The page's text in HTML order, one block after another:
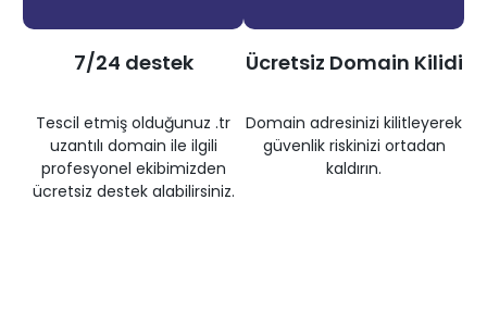
7/24 destek
Tescil etmiş olduğunuz .tr
uzantılı domain ile ilgili
profesyonel ekibimizden
ücretsiz destek alabilirsiniz.
Ücretsiz Domain Kilidi
Domain adresinizi kilitleyerek
güvenlik riskinizi ortadan
kaldırın.